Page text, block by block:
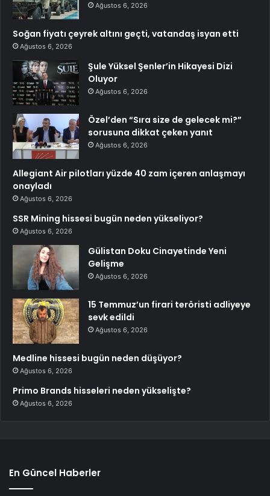
Ağustos 6, 2026
Soğan fiyatı çeyrek altını geçti, vatandaş isyan etti
Ağustos 6, 2026
Şule Yüksel Şenler’in Hikayesi Dizi
Oluyor
Ağustos 6, 2026
Özel’den “Sıra size de gelecek mi?”
sorusuna dikkat çeken yanıt
Ağustos 6, 2026
Allegiant Air pilotları yüzde 40 zam içeren anlaşmayı
onayladı
Ağustos 6, 2026
SSR Mining hissesi bugün neden yükseliyor?
Ağustos 6, 2026
Gülistan Doku Cinayetinde Yeni
Gelişme
Ağustos 6, 2026
15 Temmuz’un firari teröristi adliyeye
sevk edildi
Ağustos 6, 2026
Medline hissesi bugün neden düşüyor?
Ağustos 6, 2026
Primo Brands hisseleri neden yükselişte?
Ağustos 6, 2026
En Güncel Haberler